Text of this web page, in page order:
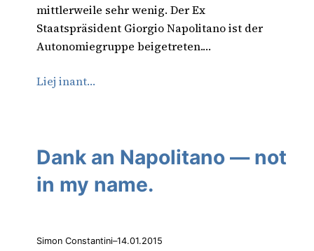
mittlerweile sehr wenig. Der Ex
Staatspräsident Giorgio Napolitano ist der
Autonomiegruppe beigetreten.…
Liej inant…
Dank an Napolitano — not
in my name.
Simon Constantini–14.01.2015